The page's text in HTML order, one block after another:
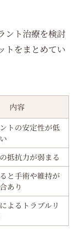
ント治療を検討
トをまとめてい
内容
トの安定性が低
抵抗力が弱まる
と手術や維持が
あり
よるトラブルリ